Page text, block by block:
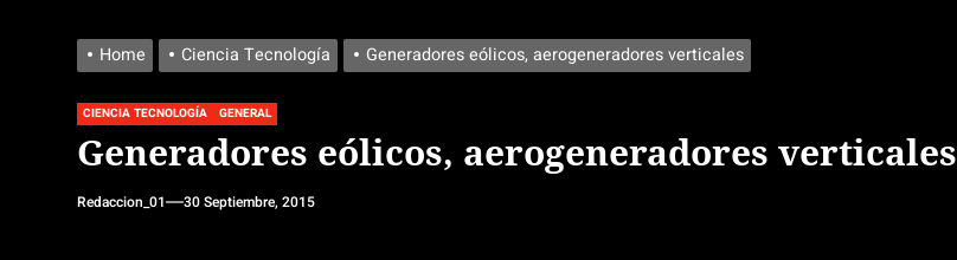
Home Ciencia Tecnología Generadores eólicos, aerogeneradores verticales
CIENCIA TECNOLOGÍA GENERAL
Generadores eólicos, aerogeneradores verticales
Redaccion_01 30 Septiembre, 2015